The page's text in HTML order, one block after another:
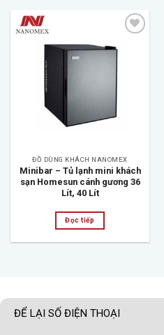
ĐỒ DÙNG KHÁCH NANOMEX
Minibar – Tủ lạnh mini khách
sạn Homesun cánh gương 36
Lít, 40 Lít
Đọc tiếp
ĐỂ LẠI SỐ ĐIỆN THOẠI